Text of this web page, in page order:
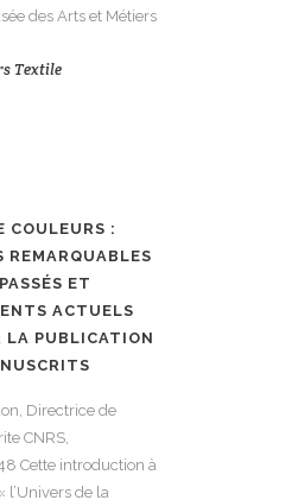
des Arts et Métiers
Textile
COULEURS :
REMARQUABLES
ET
ACTUELS
LA PUBLICATION
Directrice de
CNRS,
Cette introduction à
l’Univers de la